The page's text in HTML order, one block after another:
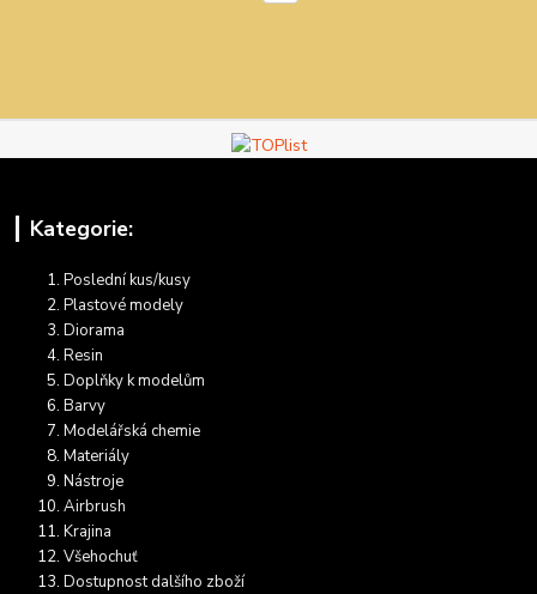
Kategorie:
Poslední kus/kusy
Plastové modely
Diorama
Resin
Doplňky k modelům
Barvy
Modelářská chemie
Materiály
Nástroje
Airbrush
Krajina
Všehochuť
Dostupnost dalšího zboží